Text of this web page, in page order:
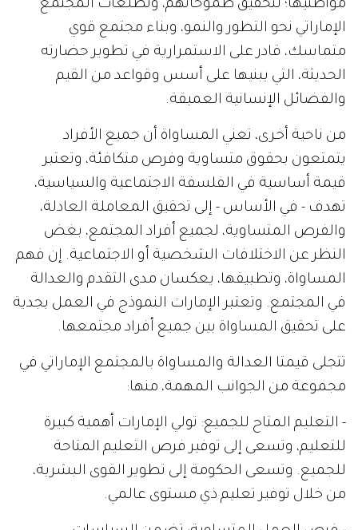
مواطنيها؛ لتحقيق طموحاتهم، وتطلعات المجتمع
الإماراتي نحو التطور والنمو، وبناء مجتمع قوي
متماسك، قادر على الاستمرارية في تطوير حضارته
الحديثة، التي يبنيها على أسس وقواعد من القيم
والفضائل الإنسانية العميقة.
من ناحية أخرى، تعني المساواة أن جميع الأفراد
يتمتعون بحقوق متساوية وفرص متكافئة، وتعتبر
قيمة أساسية في الفلسفة الاجتماعية والسياسية،
تهدف - في الأساس - إلى تحقيق المعاملة العادلة،
والفرص المتساوية، لجميع أفراد المجتمع، بغض
النظر عن الاختلافات الشخصية أو الاجتماعية. إن فهم
المساواة، وتطبيقها، يعكسان مدى التقدم والعدالة
في المجتمع. وتعتبر الإمارات النموذج في العمل بجدية
على تحقيق المساواة بين جميع أفراد مجتمعها.
تتجلى قيمتا العدالة والمساواة بالمجتمع الإماراتي في
مجموعة من الجوانب المهمة، منها:
- التعليم المتاح للجميع: تولي الإمارات أهمية كبيرة
للتعليم، وتسعى إلى توفير فرص التعليم المتاحة
للجميع. وتسعى الحكومة إلى تطوير القوى البشرية،
من خلال توفير تعليم ذي مستوى عالمي.